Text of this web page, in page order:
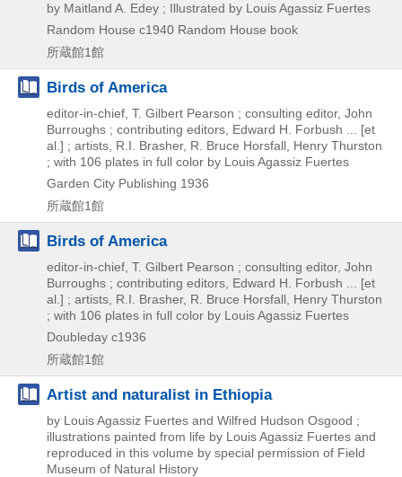
by Maitland A. Edey ; Illustrated by Louis Agassiz Fuertes
Random House c1940 Random House book
所蔵館1館
Birds of America
editor-in-chief, T. Gilbert Pearson ; consulting editor, John
Burroughs ; contributing editors, Edward H. Forbush ... [et
al.] ; artists, R.I. Brasher, R. Bruce Horsfall, Henry Thurston
; with 106 plates in full color by Louis Agassiz Fuertes
Garden City Publishing 1936
所蔵館1館
Birds of America
editor-in-chief, T. Gilbert Pearson ; consulting editor, John
Burroughs ; contributing editors, Edward H. Forbush ... [et
al.] ; artists, R.I. Brasher, R. Bruce Horsfall, Henry Thurston
; with 106 plates in full color by Louis Agassiz Fuertes
Doubleday c1936
所蔵館1館
Artist and naturalist in Ethiopia
by Louis Agassiz Fuertes and Wilfred Hudson Osgood ;
illustrations painted from life by Louis Agassiz Fuertes and
reproduced in this volume by special permission of Field
Museum of Natural History